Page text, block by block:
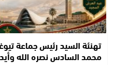
تهنئة السيد رئيس جماعة
محمد السادس نصره الله